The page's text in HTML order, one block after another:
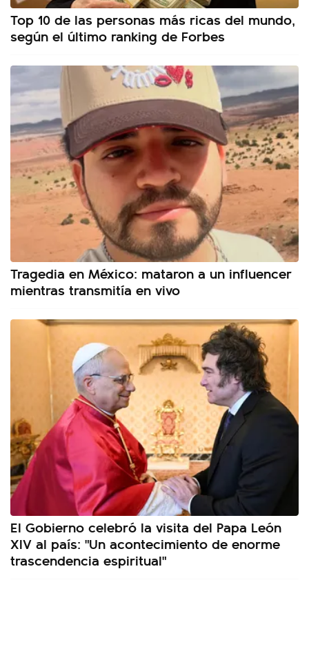
Top 10 de las personas más ricas del mundo,
según el último ranking de Forbes
Tragedia en México: mataron a un influencer
mientras transmitía en vivo
El Gobierno celebró la visita del Papa León
XIV al país: "Un acontecimiento de enorme
trascendencia espiritual"